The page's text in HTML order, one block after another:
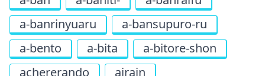
a-banrinyuaru
a-bansupuro-ru
a-bento
a-bita
a-bitore-shon
achererando
airain